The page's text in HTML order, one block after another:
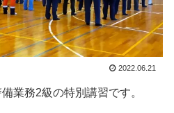
2022.06.21
業務2級の特別講習です。